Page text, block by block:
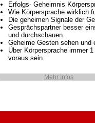
Erfolgs- Geheimnis
Wie Körpersprache wirklich
Die geheimen Signale der
Gesprächspartner besser
und durchschauen
Geheime Gesten sehen und
Über Körpersprache immer
voraus sein
Mehr Infos